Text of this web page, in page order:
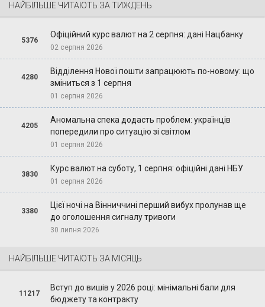
НАЙБІЛЬШЕ ЧИТАЮТЬ ЗА ТИЖДЕНЬ
5376
Офіційний курс валют на 2 серпня: дані Нацбанку
02 серпня 2026
4280
Відділення Нової пошти запрацюють по-новому: що
зміниться з 1 серпня
01 серпня 2026
4205
Аномальна спека додасть проблем: українців
попередили про ситуацію зі світлом
01 серпня 2026
3830
Курс валют на суботу, 1 серпня: офіційні дані НБУ
01 серпня 2026
3380
Цієї ночі на Вінниччині перший вибух пролунав ще
до оголошення сигналу тривоги
30 липня 2026
НАЙБІЛЬШЕ ЧИТАЮТЬ ЗА МІСЯЦЬ
11217
Вступ до вишів у 2026 році: мінімальні бали для
бюджету та контракту